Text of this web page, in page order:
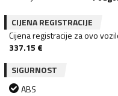
CIJENA REGISTRACIJE
Cijena registracije za ovo
337.15 €
SIGURNOST
ABS